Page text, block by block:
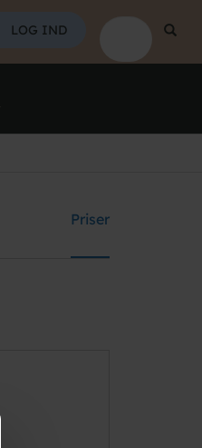
SØG
Søg
LOG IND
Priser